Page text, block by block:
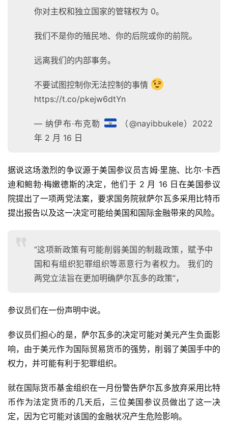
你对主权和独立国家的管辖权为 0。
我们不是你的殖民地、你的后院或你的前院。
远离我们的内部事务。
不要试图控制你无法控制的事情
https://t.co/pkejw6dtYn
— 纳伊布·布克勒
（@nayibbukele）2022
年 2 月 16 日
据说这场激烈的争议源于美国参议员吉姆·里施、比尔·卡西
迪和鲍勃·梅嫩德斯的决定，他们于 2 月 16 日在美国参议
院提出了一项两党法案，要求国务院就萨尔瓦多采用比特币
提出报告以及这一决定可能给美国和国际金融带来的风险。
“这项新政策有可能削弱美国的制裁政策，赋予中
国和有组织犯罪组织等恶意行为者权力。 我们的
两党立法旨在更加明确萨尔瓦多的政策”，
参议员们在一份声明中说。
参议员们担心的是，萨尔瓦多的决定可能对美元产生负面影
响，由于美元作为国际贸易货币的强势，削弱了美国手中的
权力，并可能有利于犯罪组织。
就在国际货币基金组织在一月份警告萨尔瓦多放弃采用比特
币作为法定货币的几天后，三位美国参议员做出了这一决
定，因为它可能对该国的金融状况产生危险影响。